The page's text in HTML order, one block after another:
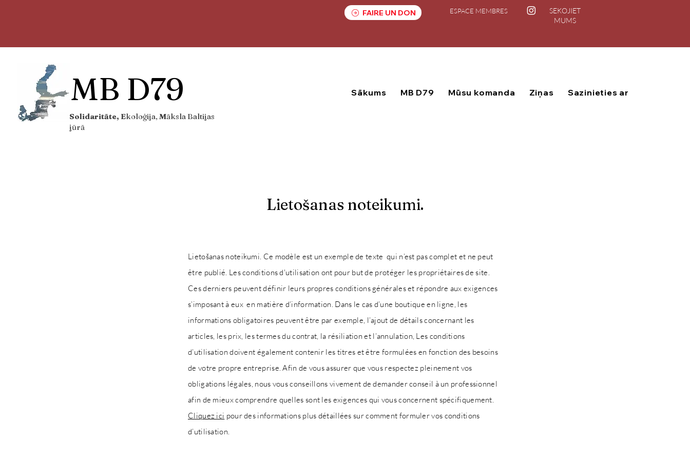
FAIRE UN DON ESPACE MEMBRES
SEKOJIET
MUMS
MB D79
Solidaritāte, Ekoloģija, Māksla Baltijas
jūrā
Sākums MB D79 Mūsu komanda Ziņas Sazinieties ar
Lietošanas noteikumi.
Lietošanas noteikumi. Ce modèle est un exemple de texte qui n’est pas complet et ne peut
être publié. Les conditions d'utilisation ont pour but de protéger les propriétaires de site.
Ces derniers peuvent définir leurs propres conditions générales et répondre aux exigences
s’imposant à eux en matière d’information. Dans le cas d’une boutique en ligne, les
informations obligatoires peuvent être par exemple, l’ajout de détails concernant les
articles, les prix, les termes du contrat, la résiliation et l’annulation, Les conditions
d’utilisation doivent également contenir les titres et être formulées en fonction des besoins
de votre propre entreprise. Afin de vous assurer que vous respectez pleinement vos
obligations légales, nous vous conseillons vivement de demander conseil à un professionnel
afin de mieux comprendre quelles sont les exigences qui vous concernent spécifiquement.
Cliquez ici pour des informations plus détaillées sur comment formuler vos conditions
d’utilisation.